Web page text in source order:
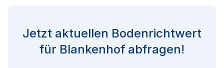
Jetzt aktuellen Bodenrichtwert
für Blankenhof abfragen!